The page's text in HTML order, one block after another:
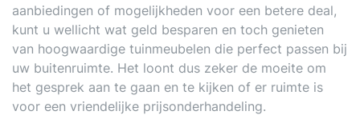
aanbiedingen of mogelijkheden voor een betere deal,
kunt u wellicht wat geld besparen en toch genieten
van hoogwaardige tuinmeubelen die perfect passen bij
uw buitenruimte. Het loont dus zeker de moeite om
het gesprek aan te gaan en te kijken of er ruimte is
voor een vriendelijke prijsonderhandeling.